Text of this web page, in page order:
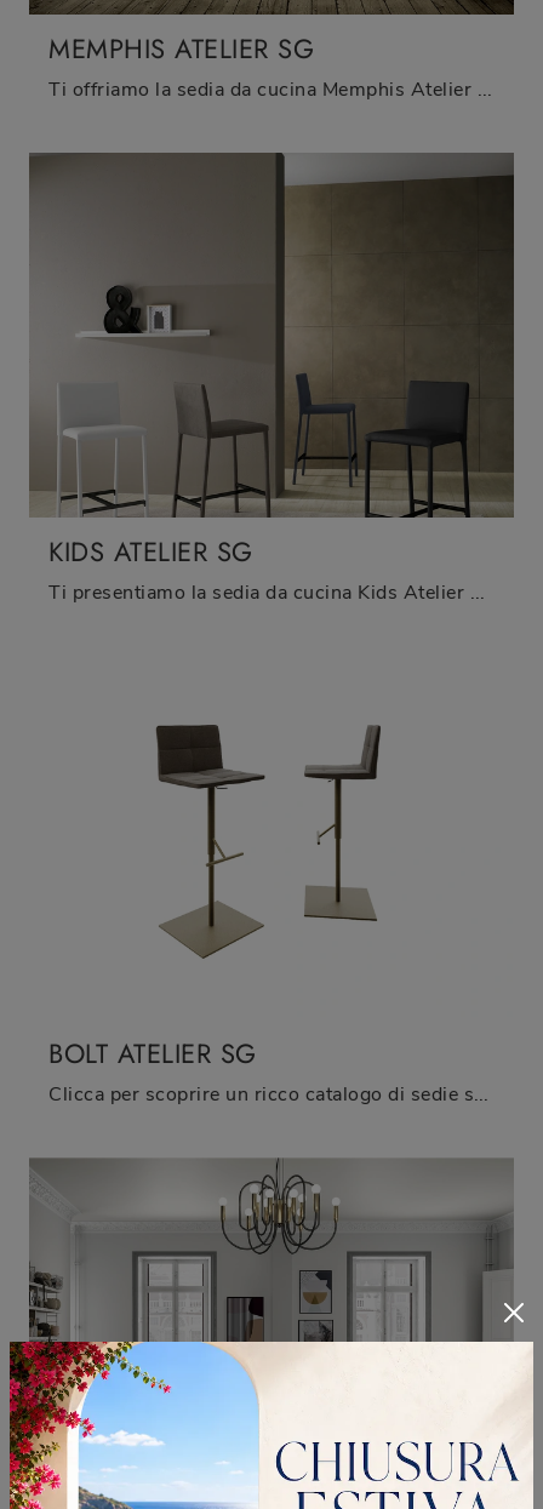
MEMPHIS ATELIER SG
Ti offriamo la sedia da cucina Memphis Atelier SG per atmosfere moderne, tra le più originali Sedie sgabelli di Zamagna.
KIDS ATELIER SG
Ti presentiamo la sedia da cucina Kids Atelier SG per atmosfere moderne, tra le più belle Sedie sgabelli di Zamagna.
BOLT ATELIER SG
Clicca per scoprire un ricco catalogo di sedie sgabelli per stanze design: il modello Bolt Atelier SG di Zamagna ti sta aspettando!